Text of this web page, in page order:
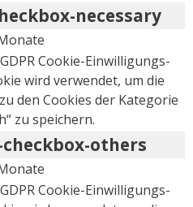
necessary
Cookie-Einwilligungs-
wird verwendet, um die
den Cookies der Kategorie
zu speichern.
others
Cookie-Einwilligungs-